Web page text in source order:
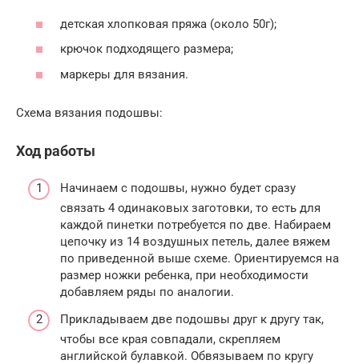
детская хлопковая пряжа (около 50г);
крючок подходящего размера;
маркеры для вязания.
Схема вязания подошвы:
Ход работы
Начинаем с подошвы, нужно будет сразу
связать 4 одинаковых заготовки, то есть для
каждой пинетки потребуется по две. Набираем
цепочку из 14 воздушных петель, далее вяжем
по приведенной выше схеме. Ориентируемся на
размер ножки ребенка, при необходимости
добавляем ряды по аналогии.
Прикладываем две подошвы друг к другу так,
чтобы все края совпадали, скрепляем
английской булавкой. Обвязываем по кругу